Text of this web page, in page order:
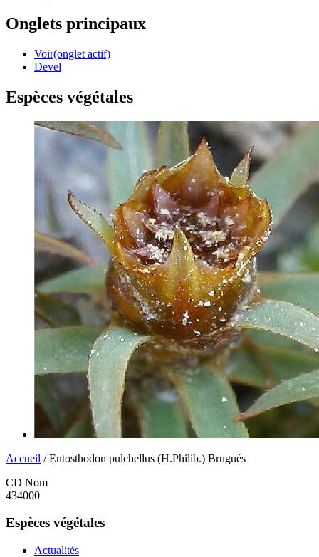
Onglets principaux
Voir(onglet actif)
Devel
Espèces végétales
Accueil / Entosthodon pulchellus (H.Philib.) Brugués
CD Nom
434000
Espèces végétales
Actualités